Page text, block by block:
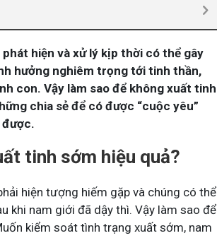
hiện và xử lý kịp thời có thể gây
hưởng nghiêm trọng tới tinh thần,
con. Vậy làm sao để không xuất tinh
chia sẻ để có được “cuộc yêu”
được.
tinh sớm hiệu quả?
hiện tượng hiếm gặp và chúng có thể
khi nam giới đã dậy thì. Vậy làm sao để
kiểm soát tình trạng xuất sớm, nam